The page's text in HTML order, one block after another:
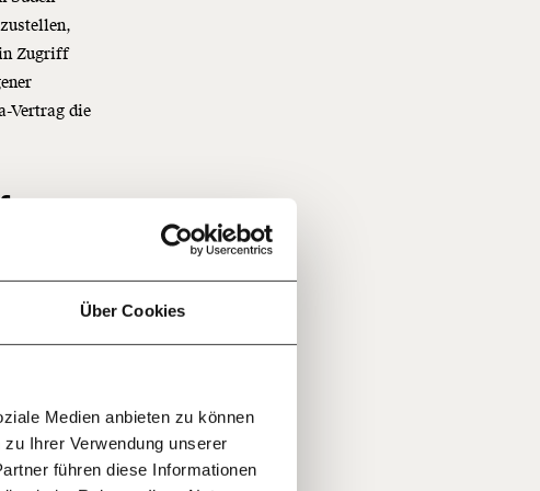
Über Cookies
Medien anbieten zu können
Ihrer Verwendung unserer
führen diese Informationen
gratis
über die
Themen
100€ €
Zugriff
Vertrag die
Zeit kaum.
geplanten
fossilen
Weg
Ihnen